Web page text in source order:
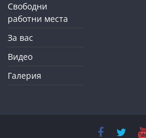
Свободни
работни места
За вас
Видео
Галерия